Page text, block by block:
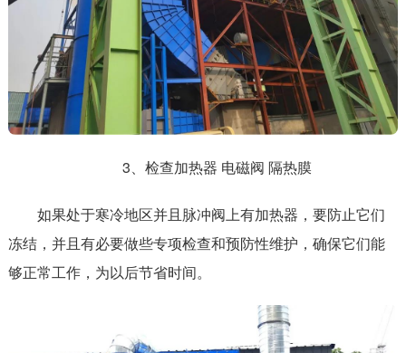
3、检查加热器 电磁阀 隔热膜
如果处于寒冷地区并且脉冲阀上有加热器，要防止它们
冻结，并且有必要做些专项检查和预防性维护，确保它们能
够正常工作，为以后节省时间。